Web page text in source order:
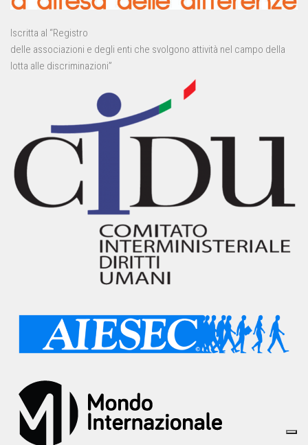
Iscritta al “Registro
delle associazioni e degli enti che svolgono attività nel campo della
lotta alle discriminazioni”